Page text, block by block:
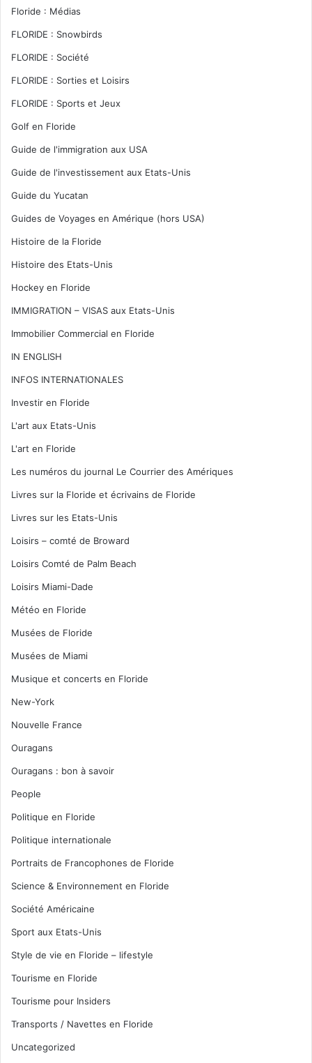
Floride : Médias
FLORIDE : Snowbirds
FLORIDE : Société
FLORIDE : Sorties et Loisirs
FLORIDE : Sports et Jeux
Golf en Floride
Guide de l'immigration aux USA
Guide de l'investissement aux Etats-Unis
Guide du Yucatan
Guides de Voyages en Amérique (hors USA)
Histoire de la Floride
Histoire des Etats-Unis
Hockey en Floride
IMMIGRATION – VISAS aux Etats-Unis
Immobilier Commercial en Floride
IN ENGLISH
INFOS INTERNATIONALES
Investir en Floride
L'art aux Etats-Unis
L'art en Floride
Les numéros du journal Le Courrier des Amériques
Livres sur la Floride et écrivains de Floride
Livres sur les Etats-Unis
Loisirs – comté de Broward
Loisirs Comté de Palm Beach
Loisirs Miami-Dade
Météo en Floride
Musées de Floride
Musées de Miami
Musique et concerts en Floride
New-York
Nouvelle France
Ouragans
Ouragans : bon à savoir
People
Politique en Floride
Politique internationale
Portraits de Francophones de Floride
Science & Environnement en Floride
Société Américaine
Sport aux Etats-Unis
Style de vie en Floride – lifestyle
Tourisme en Floride
Tourisme pour Insiders
Transports / Navettes en Floride
Uncategorized